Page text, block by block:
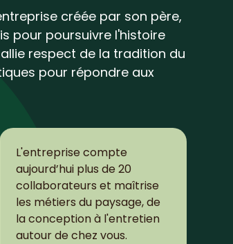
créée par son père,
pour poursuivre l'histoire
respect de la tradition du
pour répondre aux
L'entreprise compte
aujourd’hui plus de 20
collaborateurs et maîtrise
les métiers du paysage, de
la conception à l'entretien
autour de chez vous.